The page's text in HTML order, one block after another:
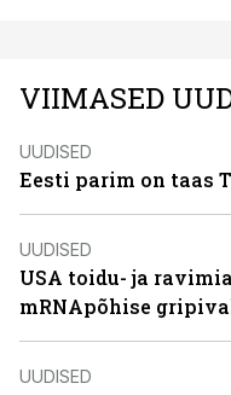
VIIMASED
UUDISED
Eesti parim on taas
UUDISED
USA toidu- ja
mRNApõhise
UUDISED